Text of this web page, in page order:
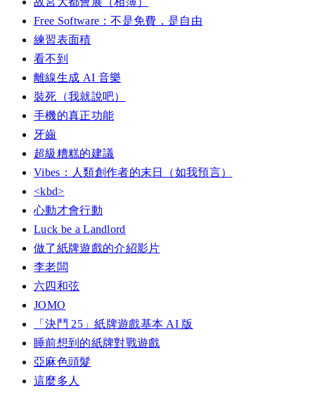
Free Software：不是免費，是自由
練習表面積
看不到
離線生成 AI 音樂
裝死（我就說吧）
手機的真正功能
牙齒
超級糟糕的建議
Vibes：人類創作者的末日（如我預言）
<kbd>
心動才會行動
Luck be a Landlord
做了紙牌遊戲的介紹影片
李老闆
六四和弦
JOMO
「決鬥 25」紙牌遊戲基本 AI 版
睡前想到的紙牌對戰遊戲
亞麻色頭髮
這麼多人